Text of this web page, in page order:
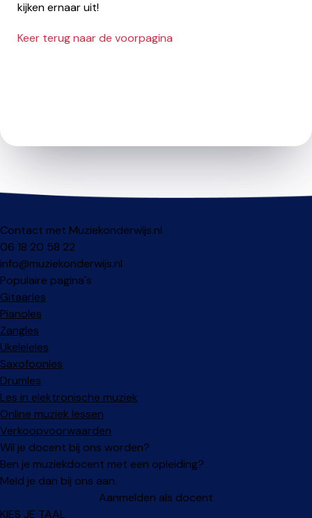
kijken ernaar uit!
Keer terug naar de voorpagina
Contact met Muziekonderwijs.nl
06 18 20 58 22
info@muziekonderwijs.nl
Populaire pagina's
Gitaarles
Pianoles
Zangles
Ukeleleles
Saxofoonles
Drumles
Les in elektronische muziek
Online muziek lessen
Verkoopvoorwaarden
Wil je docent bij ons worden?
Ben je muziekdocent met een opleiding?
Meld je dan bij ons aan.
Aanmelden als docent
KIES JE TAAL